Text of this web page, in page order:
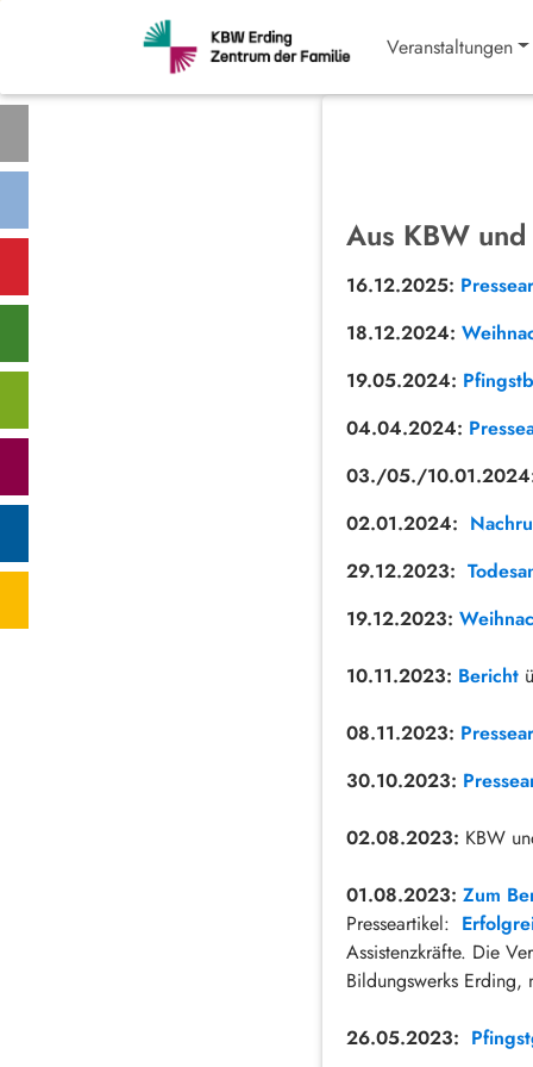
Veranstaltungen
Aus KBW und
16.12.2025:
18.12.2024:
19.05.2024:
04.04.2024:
03./05./
02.01.2024:
29.12.2023:
19.12.2023:
10.11.2023: Bericht
08.11.2023:
30.10.2023:
02.08.2023: KBW
01.08.2023: Zum
Presseartikel:
Assistenzkräfte. Die
Bildungswerks Erding,
26.05.2023: